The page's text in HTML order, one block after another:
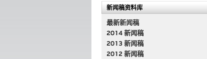
新闻稿资料库
最新新闻稿
2014 新闻稿
2013 新闻稿
2012 新闻稿